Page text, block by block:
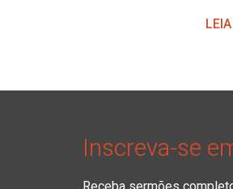
Inscreva-se